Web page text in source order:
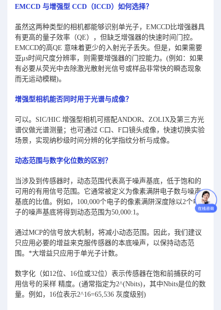
EMCCD 与增强型 CCD（ICCD）如何选择？
虽然这两种类型的相机都能够识别单光子，EMCCD比增强器具
有更高的量子效率（QE），但缺乏增强器的快速时间门控。
EMCCD的高QE 意味着更少的入射光子丢失。但是，如果需要
亚μs时间尺度分辨率，则需要增强器的门控能力。(例如：如果
有必要从荧光中去除激光散射光信号或样品非常快的瞬态现象
而无运动模糊)。
增强型相机能否同时用于光谱与成像？
可以。SIC/HIC 增强型相机可搭配ANDOR、ZOLIX及第三方光
谱仪做光谱测量；也可通过 C口、F口镜头成像，快速切换实验
场景，实现纳秒级时间分辨的化学指纹分析与成像。
动态范围与数字化位数的区别？
当涉及到传感器时，动态范围代表高于噪声基底，低于饱和的
可用的有用信号范围。它通常被定义为像素满阱电子数与噪声
基底的比值。例如，100,000个电子的像素满阱深度除以2个电
子的噪声基底将得到动态范围为50,000:1。
通过MCP的信号放大机制，将减小动态范围。因此，我们建议
只应用必要的增益来克服传感器的本底噪声，以保持动态范
围。*大增益只应用于单光子计数。
数字化（如12位、16位或32位）表示传感器在饱和前捕获的可
用信号的采样 精度。(通常指定为2^(Nbits)，其中Nbits是位的数
量。例如，16位表示2^16=65,536 灰度级别)